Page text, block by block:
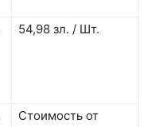
54,98 зл. / Шт.
Стоимость от